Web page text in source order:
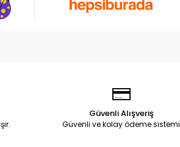
Güvenli Alışveriş
Güvenli ve kolay ödeme sistemi